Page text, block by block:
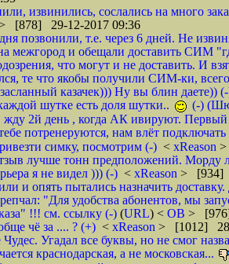
извинились, сослались на много
[878] 29-12-2017 09:36
позвонили, т.е. через 6 дней. Не
межгород и обещали доставить СИМ
что могут и не доставить. И
те что якобы получили СИМ-ки,
казачек))) Ну вы блин даете))
шутке есть доля шутки..
(-)
жду 2й день , когда АК ивируют. Первый
потренеруются, нам влёт подключать
симку, посмотрим (-) < xReason
лучше тонн предположений. Морду
я не видел ))) (-) < xReason > [934]
и опять пытались назначить
"Для удобства абонентов, мы
!!! см. ссылку (-) (URL) < ОВ >
чё за .... ? (+) < xReason > [1012]
Угадал все буквы, но не смог
краснодарская, а не московская...